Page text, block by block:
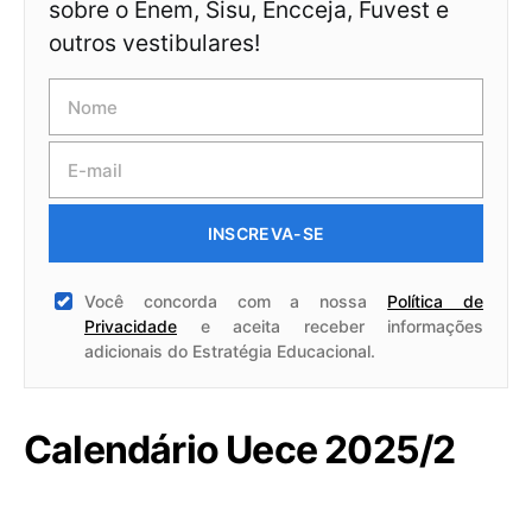
sobre o Enem, Sisu, Encceja, Fuvest e
outros vestibulares!
INSCREVA-SE
Você concorda com a nossa Política de
Privacidade e aceita receber informações
adicionais do Estratégia Educacional.
Calendário Uece 2025/2